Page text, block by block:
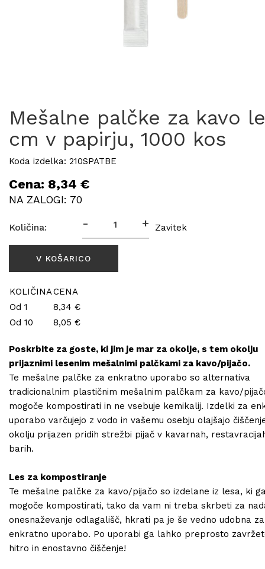
Mešalne palčke za kavo
cm v papirju, 1000 kos
Koda izdelka: 210SPATBE
Cena: 8,34 €
NA ZALOGI: 70
Količina: - + Zavitek
KOLIČINACENA
Od 1
8,34 €
Od 10
8,05 €
Poskrbite za goste, ki jim je mar za okolje, s tem okolju
prijaznimi lesenim mešalnimi palčkami za kavo/pijačo.
Te mešalne palčke za enkratno uporabo so alternativa
tradicionalnim plastičnim mešalnim palčkam za kavo/
mogoče kompostirati in ne vsebuje kemikalij. Izdelki za
uporabo varčujejo z vodo in vašemu osebju olajšajo
okolju prijazen pridih strežbi pijač v kavarnah,
barih.
Les za kompostiranje
Te mešalne palčke za kavo/pijačo so izdelane iz lesa, ki
mogoče kompostirati, tako da vam ni treba skrbeti za
onesnaževanje odlagališč, hkrati pa je še vedno udobna za
enkratno uporabo. Po uporabi ga lahko preprosto
hitro in enostavno čiščenje!